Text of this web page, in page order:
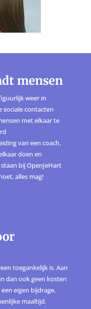
mensen
weer in
sociale contacten
met elkaar te
van een coach.
doen en
bij OpenJeHart
alles mag!
toegankelijk is. Aan
dan ook geen kosten
eigen bijdrage,
maaltijd.